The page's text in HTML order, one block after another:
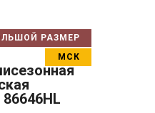
РАЗМЕР
МСК
86646HL